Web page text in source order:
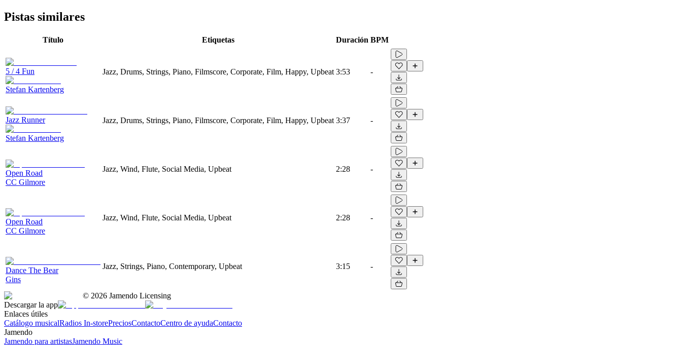
Pistas similares
Título Etiquetas Duración BPM
5 / 4 Fun
Stefan Kartenberg
Jazz, Drums, Strings, Piano, Filmscore, Corporate, Film, Happy, Upbeat 3:53 -
Jazz Runner
Stefan Kartenberg
Jazz, Drums, Strings, Piano, Filmscore, Corporate, Film, Happy, Upbeat 3:37 -
Open Road
CC Gilmore
Jazz, Wind, Flute, Social Media, Upbeat 2:28 -
Open Road
CC Gilmore
Jazz, Wind, Flute, Social Media, Upbeat 2:28 -
Dance The Bear
Gins
Jazz, Strings, Piano, Contemporary, Upbeat 3:15 -
© 2026 Jamendo Licensing
Descargar la app
Enlaces útiles
Catálogo musicalRadios In-storePreciosContactoCentro de ayudaContacto
Jamendo
Jamendo para artistasJamendo Music